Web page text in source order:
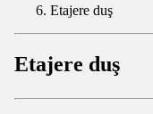
Etajere duş
Etajere duş